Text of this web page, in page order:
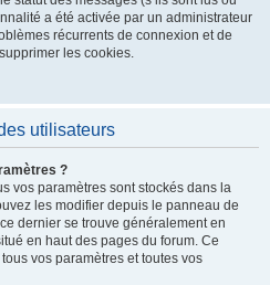
a été activée par un administrateur
récurrents de connexion et de
les cookies.
utilisateurs
?
vos paramètres sont stockés dans la
les modifier depuis le panneau de
dernier se trouve généralement en
en haut des pages du forum. Ce
vos paramètres et toutes vos